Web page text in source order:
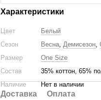
Характеристики
Цвет
Белый
Сезон
Весна, Демисезон,
Размер
One Size
Состав
35% коттон, 65%
Наличие
Нет в наличии
Доставка Оплата